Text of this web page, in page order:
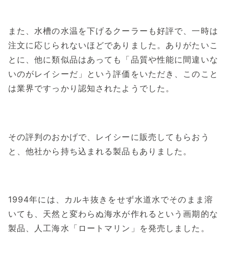
また、水槽の水温を下げるクーラーも好評で、一時は
注文に応じられないほどでありました。ありがたいこ
とに、他に類似品はあっても「品質や性能に間違いな
いのがレイシーだ」という評価をいただき、このこと
は業界ですっかり認知されたようでした。
その評判のおかげで、レイシーに販売してもらおう
と、他社から持ち込まれる製品もありました。
1994年には、カルキ抜きをせず水道水でそのまま溶
いても、天然と変わらぬ海水が作れるという画期的な
製品、人工海水「ロートマリン」を発売しました。